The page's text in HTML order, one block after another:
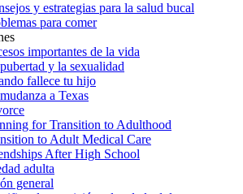
y estrategias para la salud bucal
para comer
importantes de la vida
y la sexualidad
fallece tu hijo
a Texas
for Transition to Adulthood
to Adult Medical Care
After High School
adulta
general